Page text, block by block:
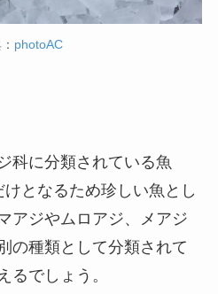
photoAC
科に分類されている魚
となるため珍しい魚とし
アジやムロアジ、メアジ
の種類として分類されて
るでしょう。